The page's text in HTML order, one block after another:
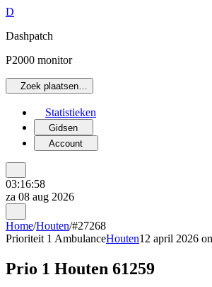
D
Dashpatch
P2000 monitor
Zoek plaatsen…
Statistieken
Gidsen
Account
03:16:58
za 08 aug 2026
Home/Houten/#27268
Prioriteit 1 AmbulanceHouten12 april 2026
Prio 1 Houten 61259